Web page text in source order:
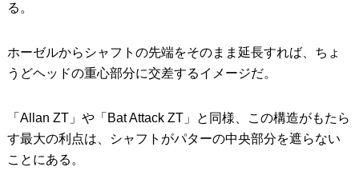
る。
ホーゼルからシャフトの先端をそのまま延長すれば、ちょ
うどヘッドの重心部分に交差するイメージだ。
「Allan ZT」や「Bat Attack ZT」と同様、この構造がもたら
す最大の利点は、シャフトがパターの中央部分を遮らない
ことにある。